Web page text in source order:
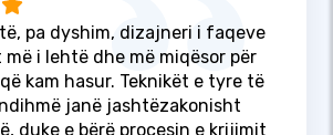
pa dyshim, dizajneri i faqeve
i lehtë dhe më miqësor për
kam hasur. Teknikët e tyre të
janë jashtëzakonisht
duke e bërë procesin e krijimit